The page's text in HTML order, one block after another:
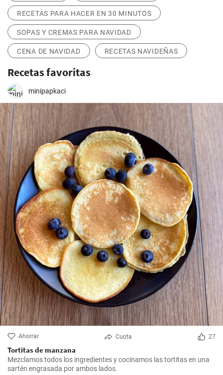
RECETAS PARA HACER EN 30 MINUTOS
SOPAS Y CREMAS PARA NAVIDAD
CENA DE NAVIDAD RECETAS NAVIDEÑAS
Recetas favoritas
minipapkaci
Ahorrar Cuota 27
Tortitas de manzana
Mezclamos todos los ingredientes y cocinamos las tortitas en una
sartén engrasada por ambos lados.